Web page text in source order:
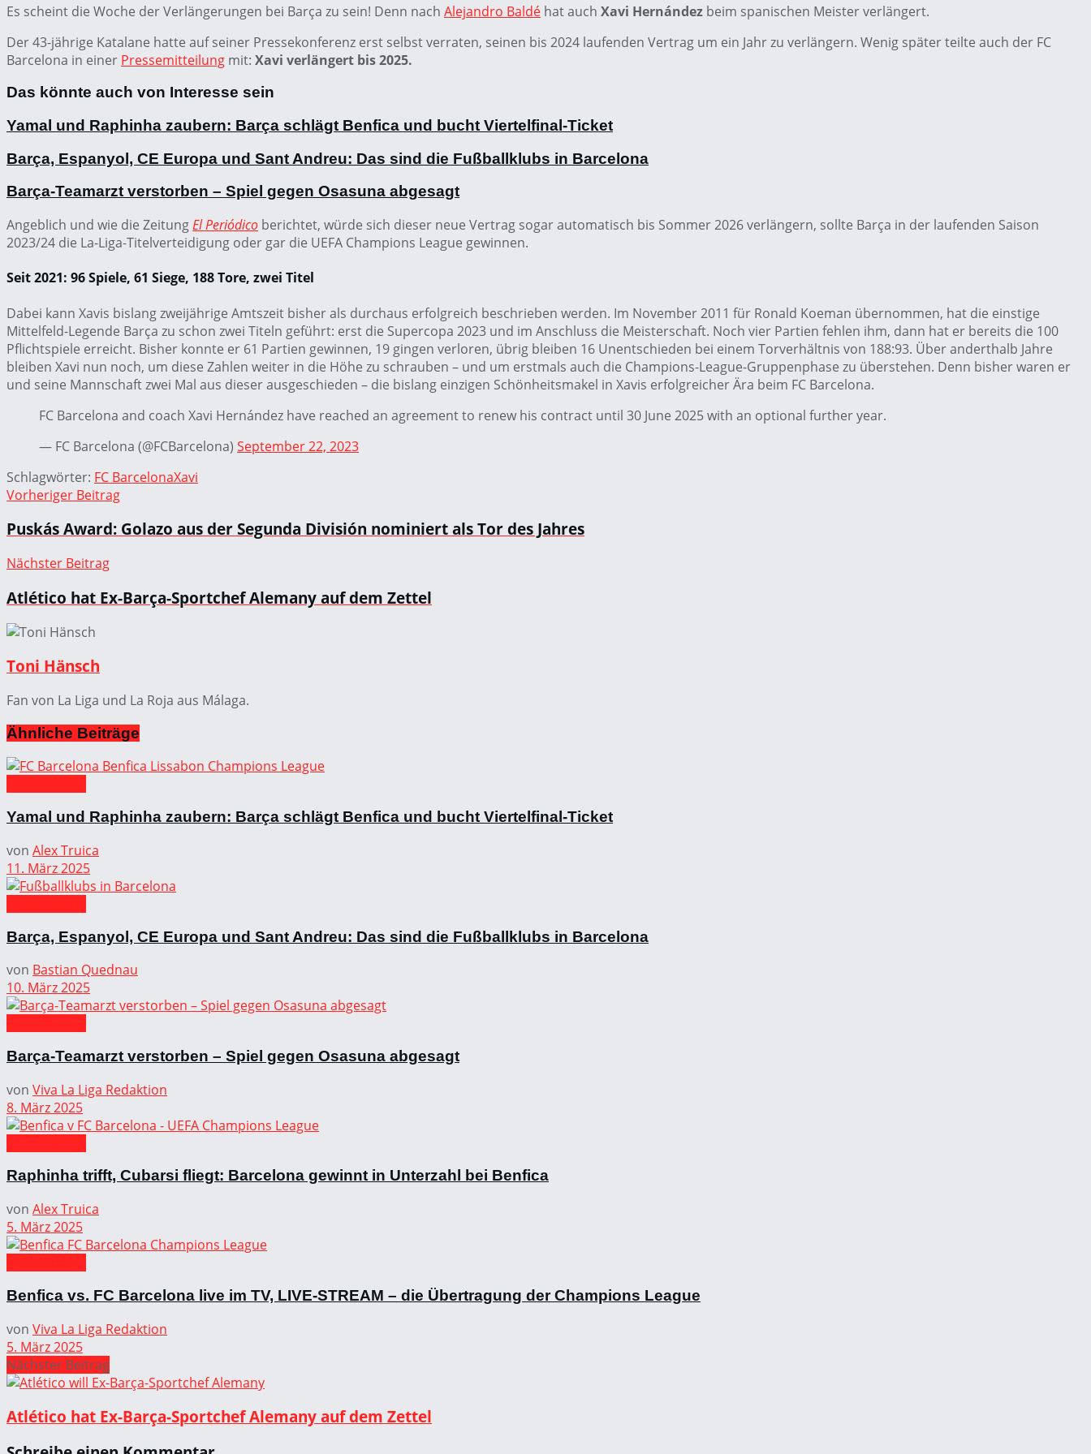
Es scheint die Woche der Verlängerungen bei Barça zu sein! Denn nach Alejandro Baldé hat auch Xavi Hernández beim spanischen Meister verlängert.
Der 43-jährige Katalane hatte auf seiner Pressekonferenz erst selbst verraten, seinen bis 2024 laufenden Vertrag um ein Jahr zu verlängern. Wenig später teilte auch der FC
Barcelona in einer Pressemitteilung mit: Xavi verlängert bis 2025.
Das könnte auch von Interesse sein
Yamal und Raphinha zaubern: Barça schlägt Benfica und bucht Viertelfinal-Ticket
Barça, Espanyol, CE Europa und Sant Andreu: Das sind die Fußballklubs in Barcelona
Barça-Teamarzt verstorben – Spiel gegen Osasuna abgesagt
Angeblich und wie die ZeitungEl Periódico berichtet, würde sich dieser neue Vertrag sogar automatisch bis Sommer 2026 verlängern, sollte Barça in der laufenden Saison
2023/24 die La-Liga-Titelverteidigung oder gar die UEFA Champions League gewinnen.
Seit 2021: 96 Spiele, 61 Siege, 188 Tore, zwei Titel
Dabei kann Xavis bislang zweijährige Amtszeit bisher als durchaus erfolgreich beschrieben werden. Im November 2011 für Ronald Koeman übernommen, hat die einstige
Mittelfeld-Legende Barça zu schon zwei Titeln geführt: erst die Supercopa 2023 und im Anschluss die Meisterschaft. Noch vier Partien fehlen ihm, dann hat er bereits die 100
Pflichtspiele erreicht. Bisher konnte er 61 Partien gewinnen, 19 gingen verloren, übrig bleiben 16 Unentschieden bei einem Torverhältnis von 188:93. Über anderthalb Jahre
bleiben Xavi nun noch, um diese Zahlen weiter in die Höhe zu schrauben – und um erstmals auch die Champions-League-Gruppenphase zu überstehen. Denn bisher waren er
und seine Mannschaft zwei Mal aus dieser ausgeschieden – die bislang einzigen Schönheitsmakel in Xavis erfolgreicher Ära beim FC Barcelona.
FC Barcelona and coach Xavi Hernández have reached an agreement to renew his contract until 30 June 2025 with an optional further year.
— FC Barcelona (@FCBarcelona) September 22, 2023
Schlagwörter: FC BarcelonaXavi
Vorheriger Beitrag
Puskás Award: Golazo aus der Segunda División nominiert als Tor des Jahres
Nächster Beitrag
Atlético hat Ex-Barça-Sportchef Alemany auf dem Zettel
Toni Hänsch
Fan von La Liga und La Roja aus Málaga.
Ähnliche Beiträge
Yamal und Raphinha zaubern: Barça schlägt Benfica und bucht Viertelfinal-Ticket
von Alex Truica
11. März 2025
Barça, Espanyol, CE Europa und Sant Andreu: Das sind die Fußballklubs in Barcelona
von Bastian Quednau
10. März 2025
Barça-Teamarzt verstorben – Spiel gegen Osasuna abgesagt
von Viva La Liga Redaktion
8. März 2025
Raphinha trifft, Cubarsi fliegt: Barcelona gewinnt in Unterzahl bei Benfica
von Alex Truica
5. März 2025
Benfica vs. FC Barcelona live im TV, LIVE-STREAM – die Übertragung der Champions League
von Viva La Liga Redaktion
5. März 2025
Nächster Beitrag
Atlético hat Ex-Barça-Sportchef Alemany auf dem Zettel